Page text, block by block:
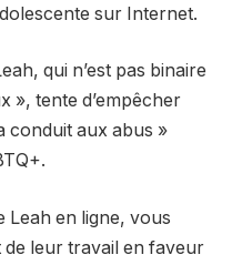
sur Internet.
qui n’est pas binaire
», tente d’empêcher
conduit aux abus »
Leah en ligne, vous
leur travail en faveur